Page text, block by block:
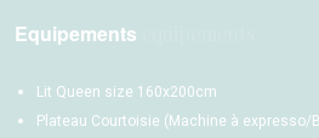
Equipements
Lit Queen size 160x200cm
Plateau Courtoisie (Machine à expresso/